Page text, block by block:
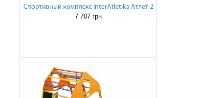
Cпортивный комплекс InterAtletika Атлет-2
7 707 грн